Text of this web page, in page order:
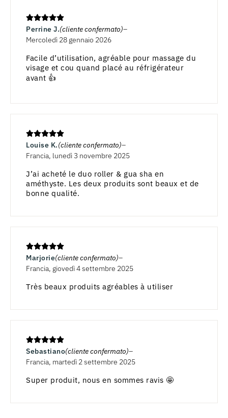
Perrine J.(cliente confermato)
Mercoledì 28 gennaio 2026
Facile d’utilisation, agréable pour massage du
visage et cou quand placé au réfrigérateur
avant 👍
Louise K.(cliente confermato)
Francia, lunedì 3 novembre 2025
J’ai acheté le duo roller & gua sha en
améthyste. Les deux produits sont beaux et de
bonne qualité.
Marjorie(cliente confermato)
Francia, giovedì 4 settembre 2025
Très beaux produits agréables à utiliser
Sebastiano(cliente confermato)
Francia, martedì 2 settembre 2025
Super produit, nous en sommes ravis 🤩